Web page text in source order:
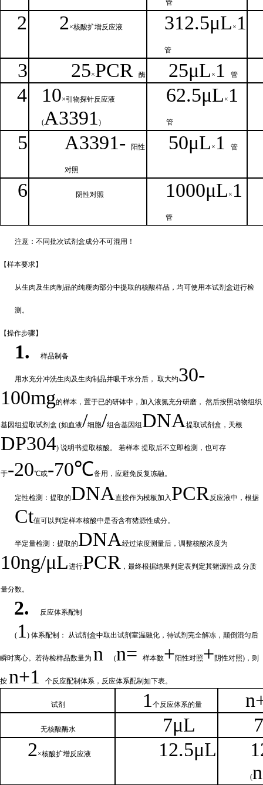
管
2 2×核酸扩增反应液 312.5μL × 1
管
3 25×PCR 酶 25μL × 1 管
4 10×引物探针反应液
(A3391)
62.5μL × 1
管
5 A3391- 阳性
对照
50μL × 1管
6 阴性对照 1000μL × 1
管
注意：不同批次试剂盒成分不可混用！
【样本要求】
从生肉及生肉制品的纯瘦肉部分中提取的核酸样品，均可使用本试剂盒进行检
测。
【操作步骤】
1. 样品制备
用水充分冲洗生肉及生肉制品并吸干水分后， 取大约30-
100mg的样本，置于已的研钵中，加入液氮充分研磨， 然后按照动物组织
基因组提取试剂盒 (如血液/细胞/组合基因组 DNA提取试剂盒，天根
DP304) 说明书提取核酸。 若样本 提取后不立即检测，也可存
于-20℃或-70℃备用，应避免反复冻融。
定性检测：提取的DNA直接作为模板加入 PCR反应液中，根据
Ct值可以判定样本核酸中是否含有猪源性成分。
半定量检测：提取的DNA经过浓度测量后，调整核酸浓度为
10ng/μL进行PCR，最终根据结果判定表判定其猪源性成 分质
量分数。
2. 反应体系配制
(1 ) 体系配制： 从试剂盒中取出试剂室温融化，待试剂完全解冻，颠倒混匀后
瞬时离心。若待检样品数量为 n(n=样本数+阳性对照+阴性对照)，则
按n+1个反应配制体系，反应体系配制如下表。
试剂 1 个反应体系的量
无核酸酶水 7μL
2×核酸扩增反应液 12.5μL
(